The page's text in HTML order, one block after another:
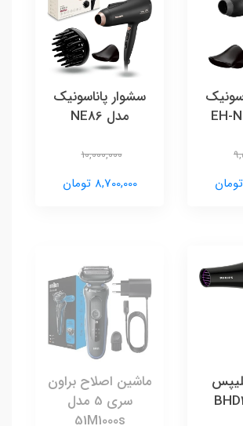
سشوار پاناسونیک
مدل NE86
10,000,000
8,700,000 تومان
ماشین اصلاح براون
سری 5 مدل
51M1000s